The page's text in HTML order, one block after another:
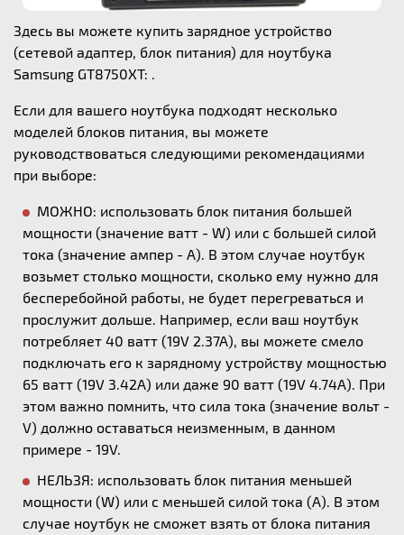
Здесь вы можете купить зарядное устройство
(сетевой адаптер, блок питания) для ноутбука
Samsung GT8750XT: .
Если для вашего ноутбука подходят несколько
моделей блоков питания, вы можете
руководствоваться следующими рекомендациями
при выборе:
МОЖНО: использовать блок питания большей
мощности (значение ватт - W) или с большей силой
тока (значение ампер - А). В этом случае ноутбук
возьмет столько мощности, сколько ему нужно для
бесперебойной работы, не будет перегреваться и
прослужит дольше. Например, если ваш ноутбук
потребляет 40 ватт (19V 2.37A), вы можете смело
подключать его к зарядному устройству мощностью
65 ватт (19V 3.42A) или даже 90 ватт (19V 4.74A). При
этом важно помнить, что сила тока (значение вольт -
V) должно оставаться неизменным, в данном
примере - 19V.
НЕЛЬЗЯ: использовать блок питания меньшей
мощности (W) или с меньшей силой тока (А). В этом
случае ноутбук не сможет взять от блока питания